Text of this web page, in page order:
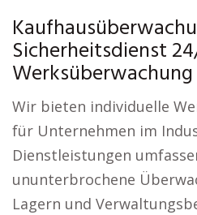
Sicherheitsdienst
Wir bieten individuelle
für Unternehmen im
Dienstleistungen
ununterbrochene
Lagern und